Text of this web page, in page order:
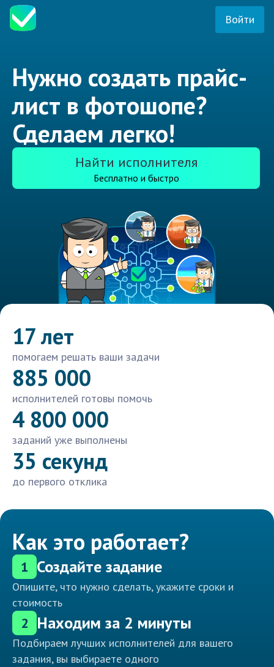
Войти
Нужно создать прайс-
лист в фотошопе?
Сделаем легко!
Найти исполнителя
Бесплатно и быстро
17 лет
помогаем решать ваши задачи
885 000
исполнителей готовы помочь
4 800 000
заданий уже выполнены
35 секунд
до первого отклика
Как это работает?
1 Создайте задание
Опишите, что нужно сделать, укажите сроки и
стоимость
2 Находим за 2 минуты
Подбираем лучших исполнителей для вашего
задания, вы выбираете одного